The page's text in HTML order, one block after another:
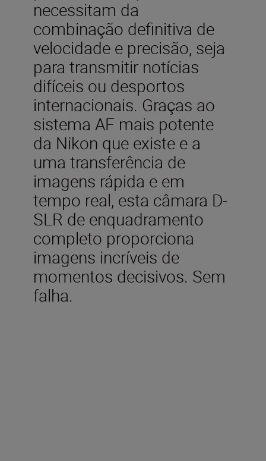
necessitam da
combinação definitiva de
velocidade e precisão, seja
para transmitir notícias
difíceis ou desportos
internacionais. Graças ao
sistema AF mais potente
da Nikon que existe e a
uma transferência de
imagens rápida e em
tempo real, esta câmara D-
SLR de enquadramento
completo proporciona
imagens incríveis de
momentos decisivos. Sem
falha.